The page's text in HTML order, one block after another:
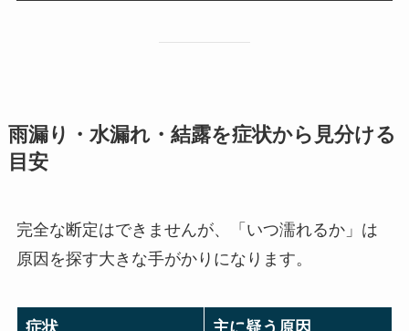
雨漏り・水漏れ・結露を症状から見分ける
目安
完全な断定はできませんが、「いつ濡れるか」は
原因を探す大きな手がかりになります。
症状 主に疑う原因